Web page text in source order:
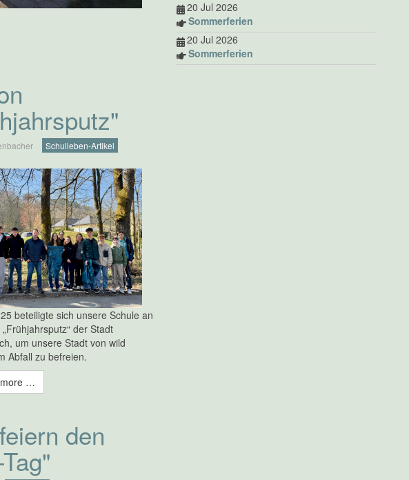
Schulleben-Artikel
beteiligte sich unsere Schule an
der Stadt
um unsere Stadt von wild
Abfall zu befreien.
…
den
20 Jul 2026
Sommerferien
20 Jul 2026
Sommerferien